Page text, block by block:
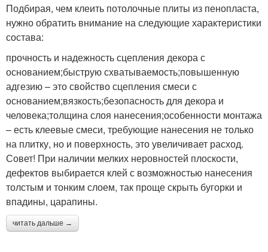
Подбирая, чем клеить потолочные плиты из пенопласта,
нужно обратить внимание на следующие характеристики
состава:
прочность и надежность сцепления декора с
основанием;быструю схватываемость;повышенную
адгезию – это свойство сцепления смеси с
основанием;вязкость;безопасность для декора и
человека;толщина слоя нанесения;особенности монтажа
– есть клеевые смеси, требующие нанесения не только
на плитку, но и поверхность, это увеличивает расход.
Совет! При наличии мелких неровностей плоскости,
дефектов выбирается клей с возможностью нанесения
толстым и тонким слоем, так проще скрыть бугорки и
впадины, царапины.
читать дальше →